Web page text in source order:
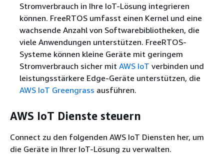
Stromverbrauch in Ihre IoT-Lösung integrieren
können. FreeRTOS umfasst einen Kernel und eine
wachsende Anzahl von Softwarebibliotheken, die
viele Anwendungen unterstützen. FreeRTOS-
Systeme können kleine Geräte mit geringem
Stromverbrauch sicher mit AWS IoT verbinden und
leistungsstärkere Edge-Geräte unterstützen, die
AWS IoT Greengrass ausführen.
AWS IoT Dienste steuern
Connect zu den folgenden AWS IoT Diensten her, um
die Geräte in Ihrer IoT-Lösung zu verwalten.